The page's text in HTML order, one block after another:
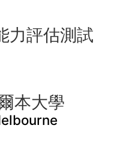
力評估測試
本大學